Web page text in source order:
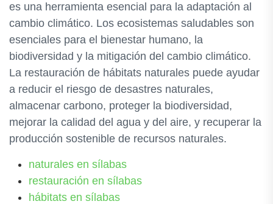
es una herramienta esencial para la adaptación al
cambio climático. Los ecosistemas saludables son
esenciales para el bienestar humano, la
biodiversidad y la mitigación del cambio climático.
La restauración de hábitats naturales puede ayudar
a reducir el riesgo de desastres naturales,
almacenar carbono, proteger la biodiversidad,
mejorar la calidad del agua y del aire, y recuperar la
producción sostenible de recursos naturales.
naturales en sílabas
restauración en sílabas
hábitats en sílabas